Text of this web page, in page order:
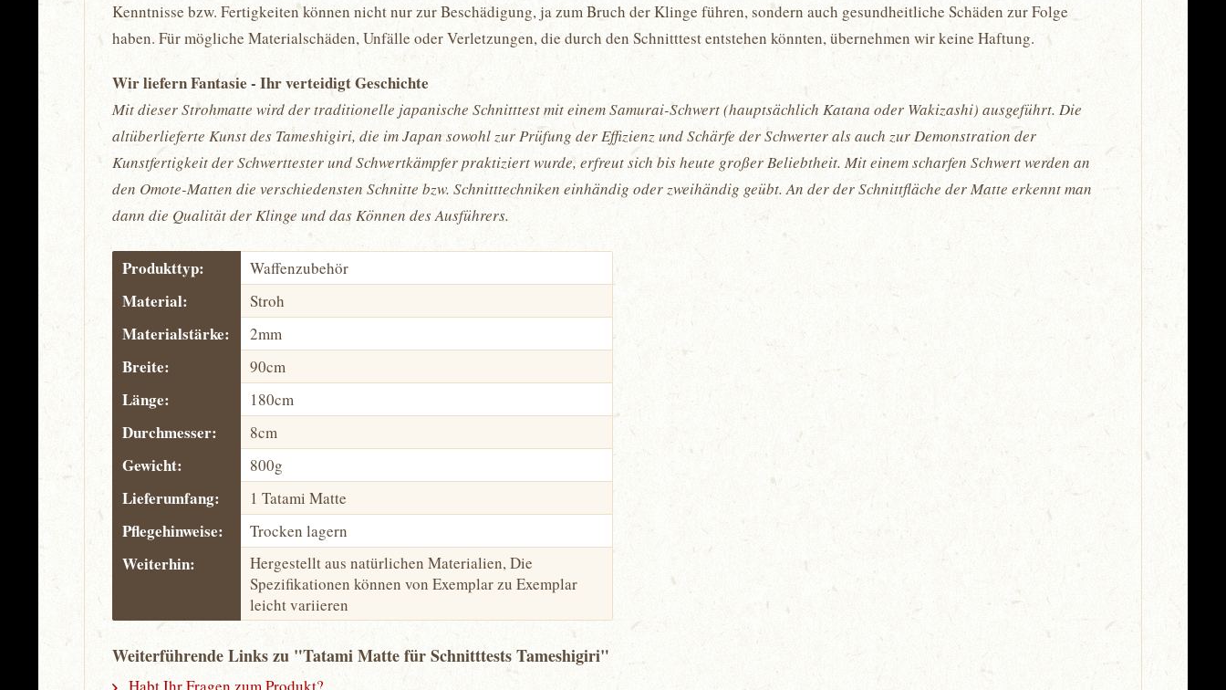
Kenntnisse bzw. Fertigkeiten können nicht nur zur Beschädigung, ja zum Bruch der Klinge führen, sondern auch gesundheitliche Schäden zur Folge
haben. Für mögliche Materialschäden, Unfälle oder Verletzungen, die durch den Schnitttest entstehen könnten, übernehmen wir keine Haftung.
Wir liefern Fantasie - Ihr verteidigt Geschichte
Mit dieser Strohmatte wird der traditionelle japanische Schnitttest mit einem Samurai-Schwert (hauptsächlich Katana oder Wakizashi) ausgeführt. Die
altüberlieferte Kunst des Tameshigiri, die im Japan sowohl zur Prüfung der Effizienz und Schärfe der Schwerter als auch zur Demonstration der
Kunstfertigkeit der Schwerttester und Schwertkämpfer praktiziert wurde, erfreut sich bis heute großer Beliebtheit. Mit einem scharfen Schwert werden an
den Omote-Matten die verschiedensten Schnitte bzw. Schnitttechniken einhändig oder zweihändig geübt. An der der Schnittfläche der Matte erkennt man
dann die Qualität der Klinge und das Können des Ausführers.
Produkttyp: Waffenzubehör
Material: Stroh
Materialstärke: 2mm
Breite: 90cm
Länge: 180cm
Durchmesser: 8cm
Gewicht: 800g
Lieferumfang: 1 Tatami Matte
Pflegehinweise: Trocken lagern
Weiterhin:
Hergestellt aus natürlichen Materialien, Die
Spezifikationen können von Exemplar zu Exemplar
leicht variieren
Weiterführende Links zu "Tatami Matte für Schnitttests Tameshigiri"